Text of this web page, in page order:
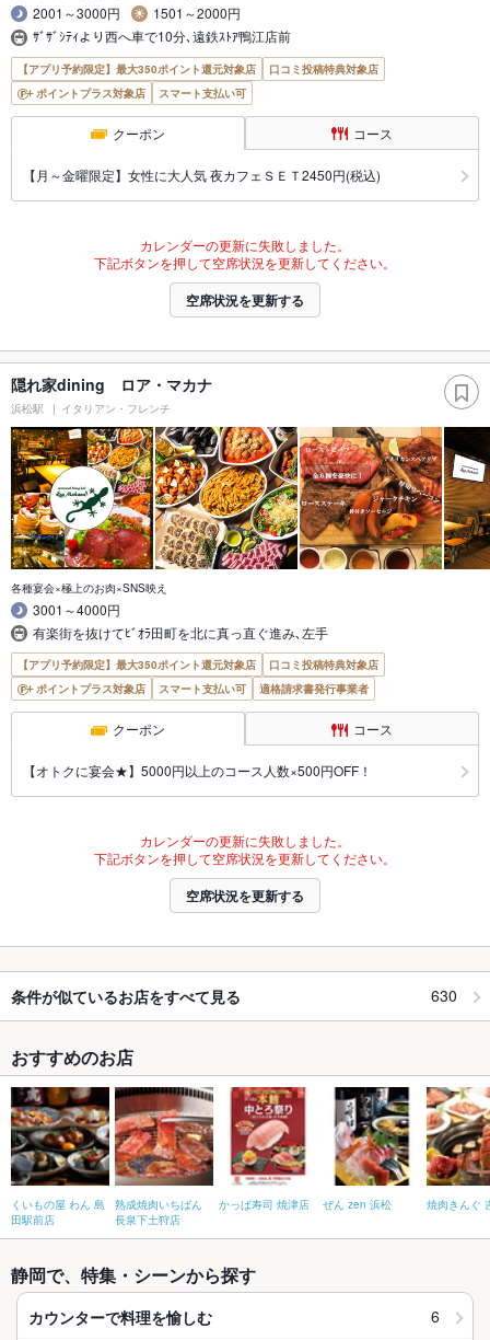
2001～3000円
1501～2000円
ｻﾞｻﾞｼﾃｨより西へ車で10分､遠鉄ｽﾄｱ鴨江店前
【アプリ予約限定】最大350ポイント還元対象店
口コミ投稿特典対象店
ポイントプラス対象店
スマート支払い可
クーポン コース
【月～金曜限定】女性に大人気 夜カフェＳＥＴ2450円(税込)
カレンダーの更新に失敗しました。
下記ボタンを押して空席状況を更新してください。
空席状況を更新する
隠れ家dining ロア・マカナ
浜松駅 イタリアン・フレンチ
各種宴会×極上のお肉×SNS映え
3001～4000円
有楽街を抜けてﾋﾞｵﾗ田町を北に真っ直ぐ進み､左手
【アプリ予約限定】最大350ポイント還元対象店
口コミ投稿特典対象店
ポイントプラス対象店
スマート支払い可 適格請求書発行事業者
クーポン コース
【オトクに宴会★】5000円以上のコース人数×500円OFF！
カレンダーの更新に失敗しました。
下記ボタンを押して空席状況を更新してください。
空席状況を更新する
条件が似ているお店をすべて見る 630
おすすめのお店
くいもの屋 わん 島
田駅前店
熟成焼肉いちばん
長泉下土狩店
かっぱ寿司 焼津店 ぜん zen 浜松 焼肉きんぐ
静岡で、特集・シーンから探す
カウンターで料理を愉しむ 6